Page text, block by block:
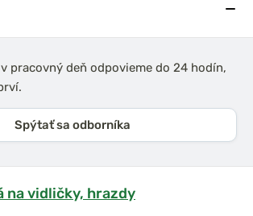
pracovný deň odpovieme do 24 hodín,
Spýtať sa odborníka
na vidličky, hrazdy